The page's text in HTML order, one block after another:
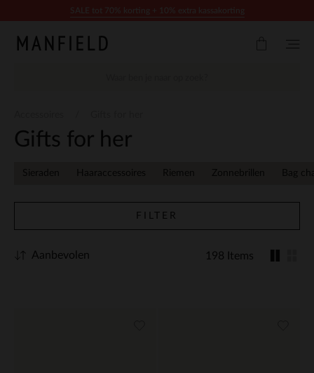
Gifts for her
Sieraden Haaraccessoires Riemen Zonnebrillen Bag
FILTER
198 Items
Aanbevolen